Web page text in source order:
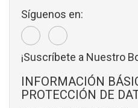
Síguenos en:
¡Suscríbete a Nuestro
INFORMACIÓN
PROTECCIÓN DE